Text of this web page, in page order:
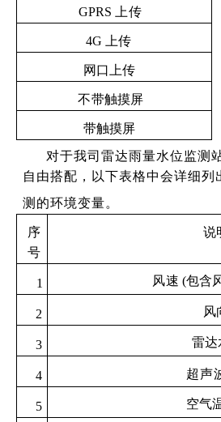
GPRS 上传
4G 上传
网口上传
不带触摸屏
带触摸屏
对于我司雷达雨量水位监测
自由搭配，以下表格中会详细列
测的环境变量。
序
号
说
1 风速 (包含
2 风
3 雷达
4 超声
5 空气